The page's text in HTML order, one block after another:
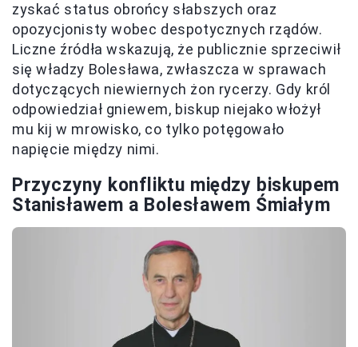
zyskać status obrońcy słabszych oraz
opozycjonisty wobec despotycznych rządów.
Liczne źródła wskazują, że publicznie sprzeciwił
się władzy Bolesława, zwłaszcza w sprawach
dotyczących niewiernych żon rycerzy. Gdy król
odpowiedział gniewem, biskup niejako włożył
mu kij w mrowisko, co tylko potęgowało
napięcie między nimi.
Przyczyny konfliktu między biskupem
Stanisławem a Bolesławem Śmiałym